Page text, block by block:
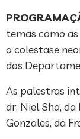
temas como
a colestase
dos
As palestras
dr. Niel Sha,
Gonzales, da